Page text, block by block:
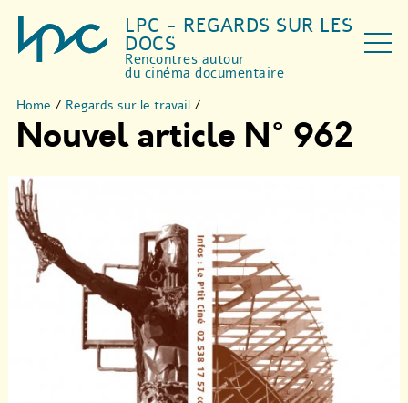
LPC - REGARDS SUR LES
DOCS
Rencontres autour
du cinéma documentaire
Home / Regards sur le travail /
Nouvel article N° 962